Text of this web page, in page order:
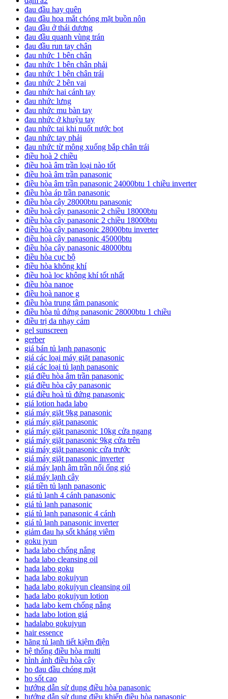
đau đầu hay quên
đau đầu hoa mắt chóng mặt buồn nôn
đau đầu ở thái dương
đau đầu quanh vùng trán
đau đầu run tay chân
đau nhức 1 bên chân
đau nhức 1 bên chân phải
đau nhức 1 bên chân trái
đau nhức 2 bên vai
đau nhức hai cánh tay
đau nhức lưng
đau nhức mu bàn tay
đau nhức ở khuỷu tay
đau nhức tai khi nuốt nước bọt
đau nhức tay phải
đau nhức từ mông xuống bắp chân trái
điều hoà 2 chiều
điều hoà âm trần loại nào tốt
điều hoà âm trần panasonic
điều hòa âm trần panasonic 24000btu 1 chiều inverter
điều hòa áp trần panasonic
điều hòa cây 28000btu panasonic
điều hoà cây panasonic 2 chiều 18000btu
điều hòa cây panasonic 2 chiều 18000btu
điều hòa cây panasonic 28000btu inverter
điều hoà cây panasonic 45000btu
điều hòa cây panasonic 48000btu
điều hòa cục bộ
điều hòa không khí
điều hoà lọc không khí tốt nhất
điều hòa nanoe
điều hoà nanoe g
điều hòa trung tâm panasonic
điều hòa tủ đứng panasonic 28000btu 1 chiều
điều trị da nhạy cảm
gel sunscreen
gerber
giá bán tủ lạnh panasonic
giá các loại máy giặt panasonic
giá các loại tủ lạnh panasonic
giá điều hòa âm trần panasonic
giá điều hòa cây panasonic
giá điều hoà tủ đứng panasonic
giá lotion hada labo
giá máy giặt 9kg panasonic
giá máy giặt panasonic
giá máy giặt panasonic 10kg cửa ngang
giá máy giặt panasonic 9kg cửa trên
giá máy giặt panasonic cửa trước
giá máy giặt panasonic inverter
giá máy lạnh âm trần nối ống gió
giá máy lạnh cây
giá tiền tủ lạnh panasonic
giá tủ lạnh 4 cánh panasonic
giá tủ lạnh panasonic
giá tủ lạnh panasonic 4 cánh
giá tủ lạnh panasonic inverter
giảm đau hạ sốt kháng viêm
goku jyun
hada labo chống nắng
hada labo cleansing oil
hada labo goku
hada labo gokujyun
hada labo gokujyun cleansing oil
hada labo gokujyun lotion
hada labo kem chống nắng
hada labo lotion giá
hadalabo gokujyun
hair essence
hãng tủ lạnh tiết kiệm điện
hệ thống điều hòa multi
hình ảnh điều hòa cây
ho đau đầu chóng mặt
ho sốt cao
hướng dẫn sử dụng điều hòa panasonic
hướng dẫn sử dụng điều khiển điều hòa panasonic